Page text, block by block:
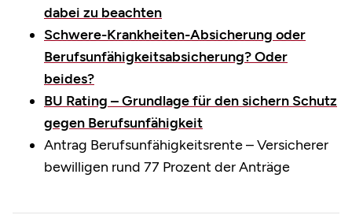
dabei zu beachten
Schwere-Krankheiten-Absicherung oder
Berufsunfähigkeitsabsicherung? Oder
beides?
BU Rating – Grundlage für den sichern Schutz
gegen Berufsunfähigkeit
Antrag Berufsunfähigkeitsrente – Versicherer
bewilligen rund 77 Prozent der Anträge